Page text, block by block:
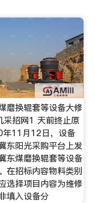
磨换辊套等设备大修
招网1 天前终止原
11月12日，设备
东阳光采购平台上发
东煤磨换辊套等设备
在招标内容物料类别
选择项目内容为维修
填入设备分